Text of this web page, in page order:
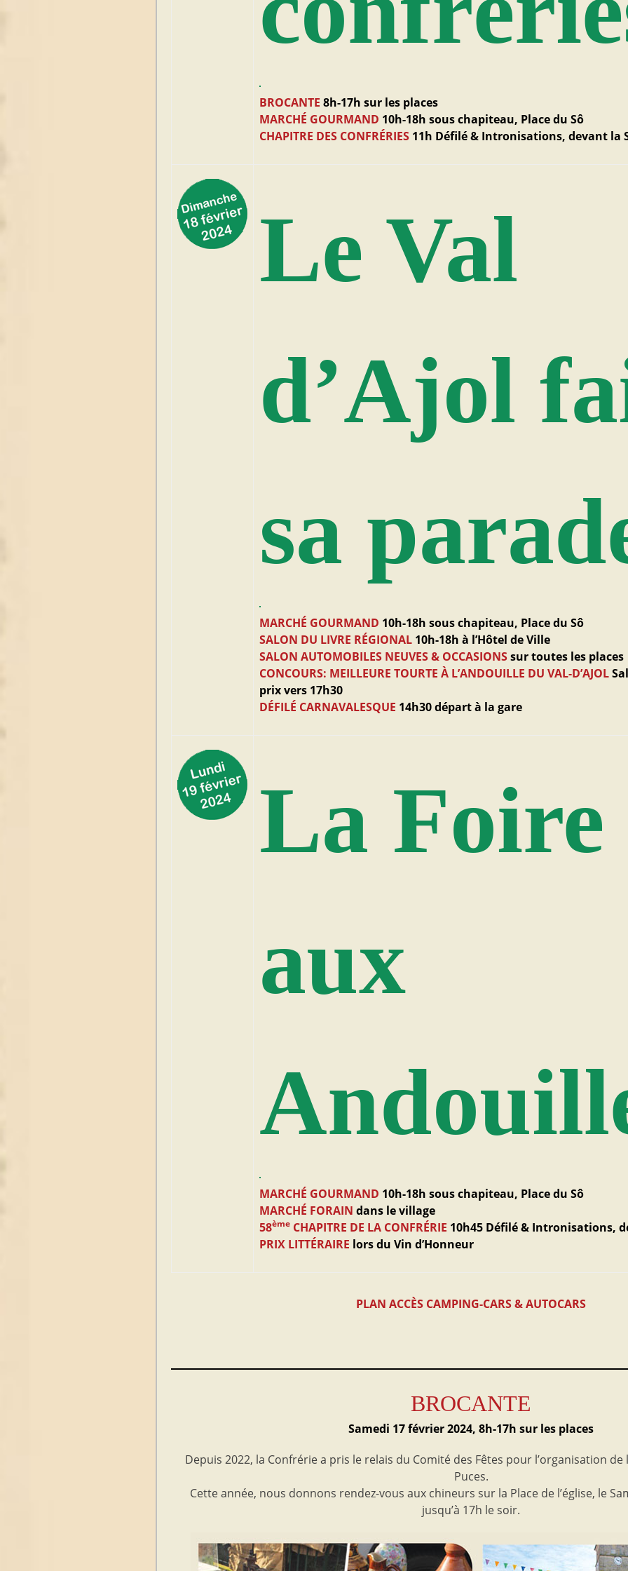
BROCANTE 8h-17h sur les places
MARCHÉ GOURMAND 10h-18h sous chapiteau, Place du Sô
CHAPITRE DES CONFRÉRIES 11h Défilé & Intronisations, devant la
Le Val
d’Ajol
sa
MARCHÉ GOURMAND 10h-18h sous chapiteau, Place du Sô
SALON DU LIVRE RÉGIONAL 10h-18h à l’Hôtel de Ville
SALON AUTOMOBILES NEUVES & OCCASIONSsur toutes les places
CONCOURS: MEILLEURE TOURTE À L’ANDOUILLE DU VAL-D’AJOL
prix vers 17h30
DÉFILÉ CARNAVALESQUE 14h30 départ à la gare
La Foire
aux
MARCHÉ GOURMAND 10h-18h sous chapiteau, Place du Sô
MARCHÉ FORAIN dans le village
58ème CHAPITRE DE LA CONFRÉRIE 10h45 Défilé & Intronisations,
PRIX LITTÉRAIRE lors du Vin d’Honneur
PLAN ACCÈS CAMPING-CARS & AUTOCARS
BROCANTE
Samedi 17 février 2024, 8h-17h sur les places
Depuis 2022, la Confrérie a pris le relais du Comité des Fêtes pour l’organisation
Puces.
Cette année, nous donnons rendez-vous aux chineurs sur la Place de l’église, le
jusqu’à 17h le soir.